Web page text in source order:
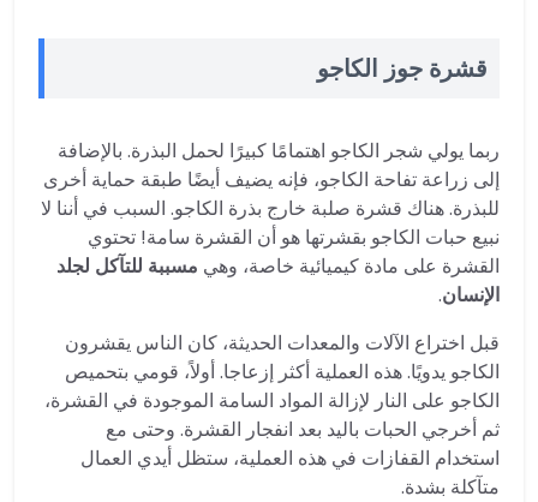
قشرة جوز الكاجو
ربما يولي شجر الكاجو اهتمامًا كبيرًا لحمل البذرة. بالإضافة
إلى زراعة تفاحة الكاجو، فإنه يضيف أيضًا طبقة حماية أخرى
للبذرة. هناك قشرة صلبة خارج بذرة الكاجو. السبب في أننا لا
نبيع حبات الكاجو بقشرتها هو أن القشرة سامة! تحتوي
القشرة على مادة كيميائية خاصة، وهي مسببة للتآكل لجلد
الإنسان.
قبل اختراع الآلات والمعدات الحديثة، كان الناس يقشرون
الكاجو يدويًا. هذه العملية أكثر إزعاجا. أولاً، قومي بتحميص
الكاجو على النار لإزالة المواد السامة الموجودة في القشرة،
ثم أخرجي الحبات باليد بعد انفجار القشرة. وحتى مع
استخدام القفازات في هذه العملية، ستظل أيدي العمال
متآكلة بشدة.